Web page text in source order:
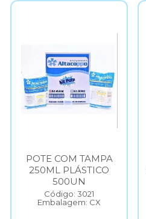
POTE COM TAMPA
250ML PLÁSTICO
500UN
Código: 3021
Embalagem: CX